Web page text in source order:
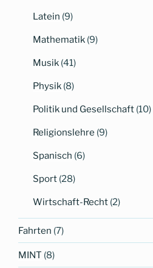
Latein (9)
Mathematik (9)
Musik (41)
Physik (8)
Politik und Gesellschaft (10)
Religionslehre (9)
Spanisch (6)
Sport (28)
Wirtschaft-Recht (2)
Fahrten (7)
MINT (8)